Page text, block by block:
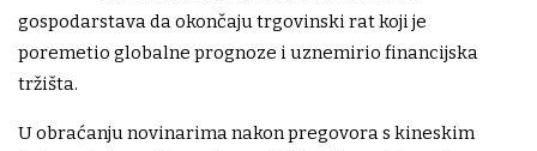
gospodarstava da okončaju trgovinski rat koji je
poremetio globalne prognoze i uznemirio financijska
tržišta.
U obraćanju novinarima nakon pregovora s kineskim